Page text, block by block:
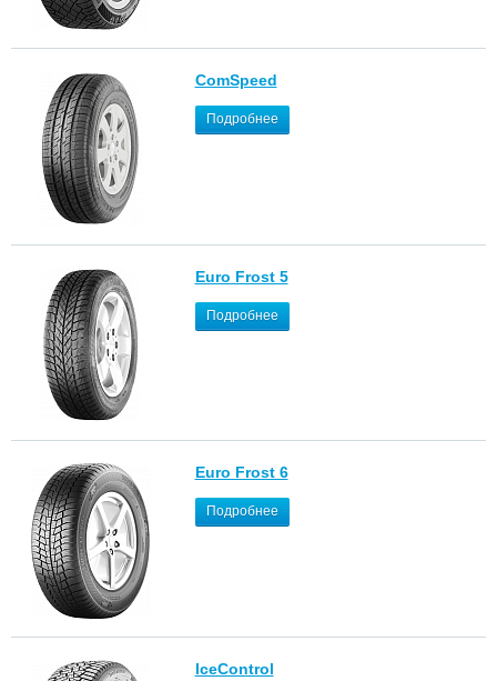
ComSpeed
Подробнее
Euro Frost 5
Подробнее
Euro Frost 6
Подробнее
IceControl